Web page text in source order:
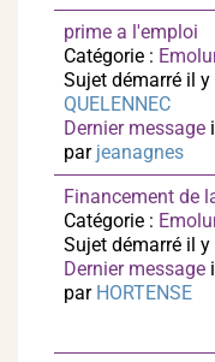
prime a l'emploi
Catégorie :
Sujet démarré il
QUELENNEC
Dernier message
par jeanagnes
Financement de
Catégorie :
Sujet démarré il
Dernier message
par HORTENSE